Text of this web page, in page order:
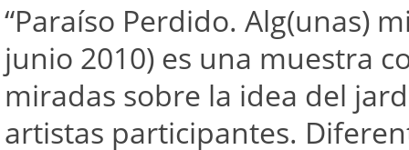
“Paraíso Perdido. Alg(unas)
junio 2010) es una muestra
miradas sobre la idea del
artistas participantes.